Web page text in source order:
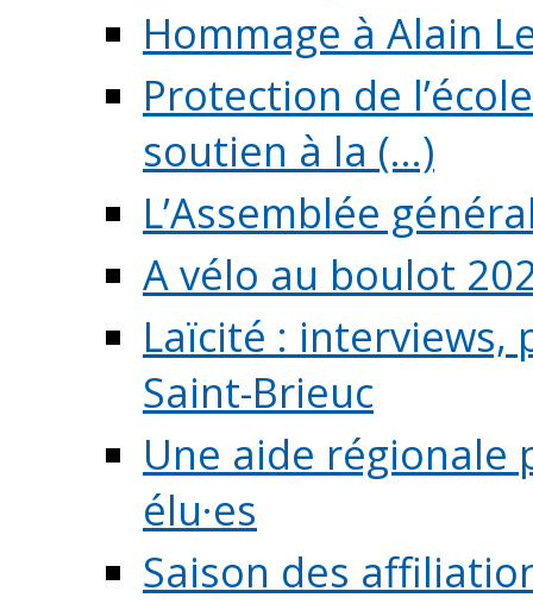
Hommage à Alain
Protection de
soutien à la (...)
L’Assemblée
A vélo au boulot
Laïcité :
Saint-Brieuc
Une aide régionale
élu·es
Saison des